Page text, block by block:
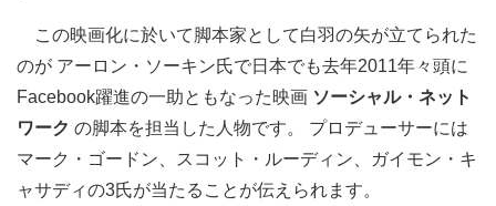
この映画化に於いて脚本家として白羽の矢が立てられた
のが アーロン・ソーキン氏で日本でも去年2011年々頭に
Facebook躍進の一助ともなった映画 ソーシャル・ネット
ワーク の脚本を担当した人物です。 プロデューサーには
マーク・ゴードン、スコット・ルーディン、ガイモン・キ
ャサディの3氏が当たることが伝えられます。